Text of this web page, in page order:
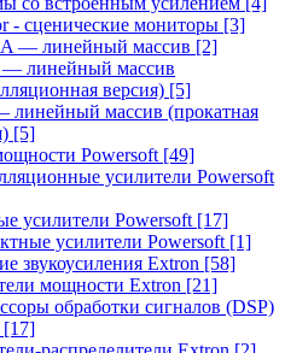
- сценические мониторы [3]
— линейный массив [2]
линейный массив
версия) [5]
линейный массив (прокатная
[5]
Powersoft [49]
усилители Powersoft
усилители Powersoft [17]
усилители Powersoft [1]
звукоусиления Extron [58]
мощности Extron [21]
обработки сигналов (DSP)
[17]